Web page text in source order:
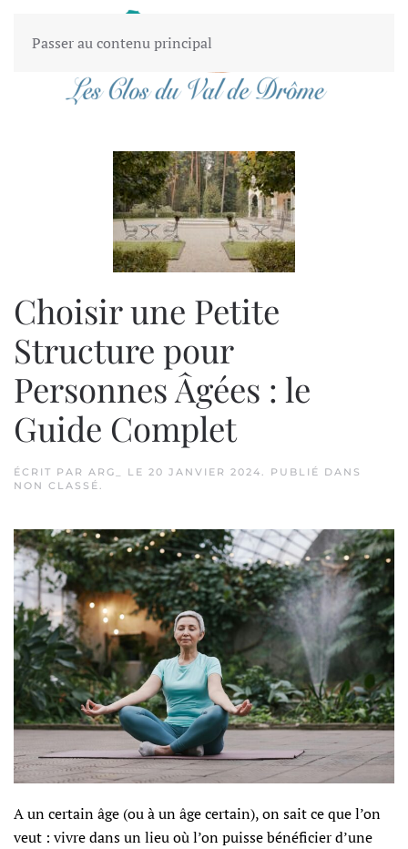
Passer au contenu principal
Choisir une Petite
Structure pour
Personnes Âgées : le
Guide Complet
ÉCRIT PAR ARG_ LE 20 JANVIER 2024. PUBLIÉ DANS
NON CLASSÉ.
A un certain âge (ou à un âge certain), on sait ce que l’on
veut : vivre dans un lieu où l’on puisse bénéficier d’une